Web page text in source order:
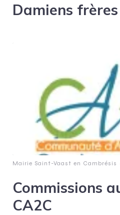
Damiens
Mairie Saint-Vaast en Cambrésis
Commissions
CA2C